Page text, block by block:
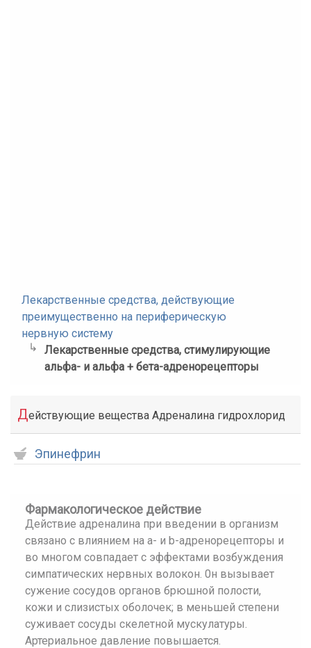
Лекарственные средства, действующие
преимущественно на периферическую
нервную систему
Лекарственные средства, стимулирующие
альфа- и альфа + бета-адренорецепторы
Действующие вещества Адреналина гидрохлорид
Эпинефрин
Фармакологическое действие
Действие адреналина при введении в организм
связано с влиянием на a- и b-адренорецепторы и
во многом совпадает с эффектами возбуждения
симпатических нервных волокон. 0н вызывает
сужение сосудов органов брюшной полости,
кожи и слизистых оболочек; в меньшей степени
суживает сосуды скелетной мускулатуры.
Артериальное давление повышается.